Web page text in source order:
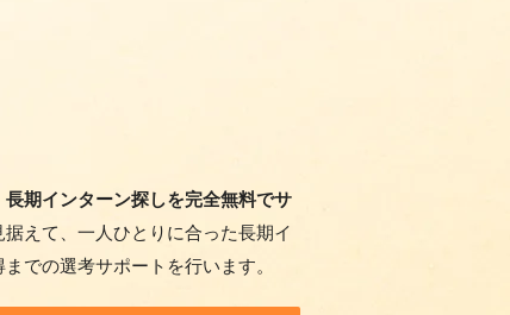
期インターン探しを完全無料でサ
えて、一人ひとりに合った長期イ
での選考サポートを行います。